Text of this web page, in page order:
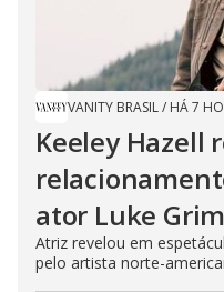
VANITY BRASIL/ HÁ 7
Keeley Hazell
ator Luke
Atriz revelou em
pelo artista norte-